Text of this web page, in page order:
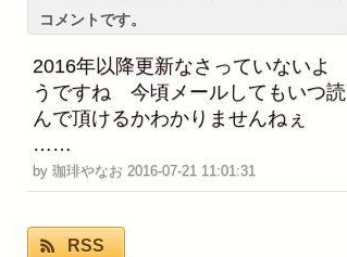
コメントです。
2016年以降更新なさっていないよ
うですね 今頃メールしてもいつ読
んで頂けるかわかりませんねぇ
……
by 珈琲やなお 2016-07-21 11:01:31
RSS